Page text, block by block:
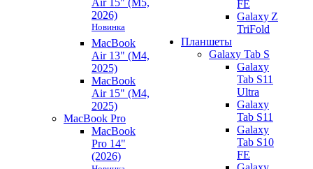
Air 15" (M5,
2026)
Новинка
MacBook
Air 13" (M4,
2025)
MacBook
Air 15" (M4,
2025)
MacBook Pro
MacBook
Pro 14"
(2026)
FE
Galaxy Z
TriFold
Планшеты
Galaxy Tab S
Galaxy
Tab S11
Ultra
Galaxy
Tab S11
Galaxy
Tab S10
FE